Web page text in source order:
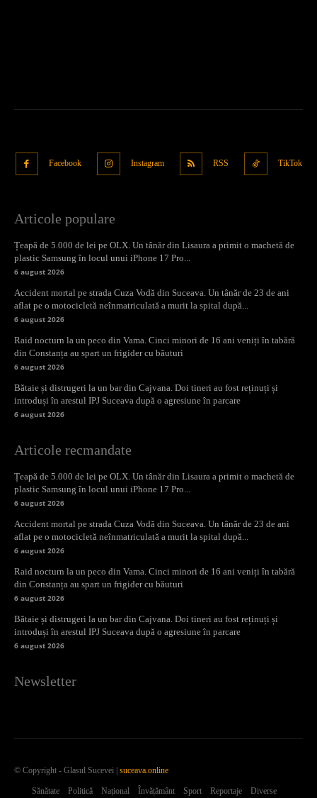
Facebook Instagram RSS TikTok
Articole populare
Țeapă de 5.000 de lei pe OLX. Un tânăr din Lisaura a primit o machetă de
plastic Samsung în locul unui iPhone 17 Pro...
6 august 2026
Accident mortal pe strada Cuza Vodă din Suceava. Un tânăr de 23 de ani
aflat pe o motocicletă neînmatriculată a murit la spital după...
6 august 2026
Raid nocturn la un peco din Vama. Cinci minori de 16 ani veniți în tabără
din Constanța au spart un frigider cu băuturi
6 august 2026
Bătaie și distrugeri la un bar din Cajvana. Doi tineri au fost reținuți și
introduși în arestul IPJ Suceava după o agresiune în parcare
6 august 2026
Articole recmandate
Țeapă de 5.000 de lei pe OLX. Un tânăr din Lisaura a primit o machetă de
plastic Samsung în locul unui iPhone 17 Pro...
6 august 2026
Accident mortal pe strada Cuza Vodă din Suceava. Un tânăr de 23 de ani
aflat pe o motocicletă neînmatriculată a murit la spital după...
6 august 2026
Raid nocturn la un peco din Vama. Cinci minori de 16 ani veniți în tabără
din Constanța au spart un frigider cu băuturi
6 august 2026
Bătaie și distrugeri la un bar din Cajvana. Doi tineri au fost reținuți și
introduși în arestul IPJ Suceava după o agresiune în parcare
6 august 2026
Newsletter
© Copyright - Glasul Sucevei | suceava.online
Sănătate Politică Național Învățământ Sport Reportaje Diverse